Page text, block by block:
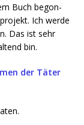
Buch begon­
Ich wer­de
Das ist sehr
bin.
der Täter